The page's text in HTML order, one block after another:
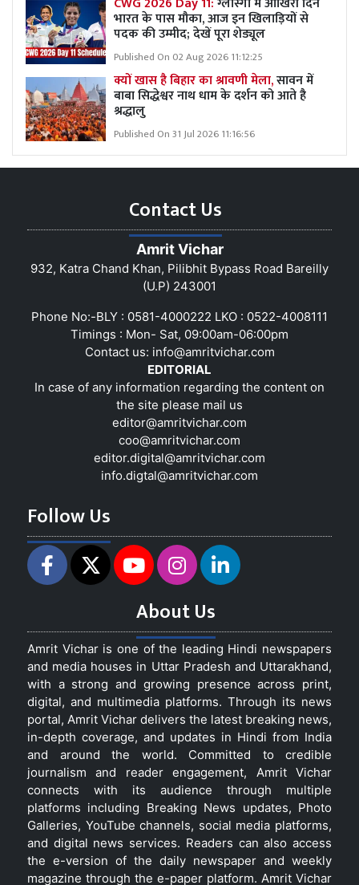
भारत के पास मौका, आज इन खिलाड़ियों से
पदक की उम्मीद; देखें पूरा शेड्यूल
Published On 02 Aug 2026 11:12:25
क्यों खास है बिहार का श्रावणी मेला,सावन में
बाबा सिद्धेश्वर नाथ धाम के दर्शन को आते है
श्रद्धालु
Published On 31 Jul 2026 11:16:56
Contact Us
Amrit Vichar
932, Katra Chand Khan, Pilibhit Bypass Road Bareilly
(U.P) 243001
Phone No:-BLY : 0581-4000222 LKO : 0522-4008111
Timings : Mon- Sat, 09:00am-06:00pm
Contact us: info@amritvichar.com
EDITORIAL
In case of any information regarding the content on
the site please mail us
editor@amritvichar.com
coo@amritvichar.com
editor.digital@amritvichar.com
info.digtal@amritvichar.com
Follow Us
About Us
Amrit Vichar is one of the leading Hindi newspapers
and media houses in Uttar Pradesh and Uttarakhand,
with a strong and growing presence across print,
digital, and multimedia platforms. Through its news
portal, Amrit Vichar delivers the latest breaking news,
in-depth coverage, and updates in Hindi from India
and around the world. Committed to credible
journalism and reader engagement, Amrit Vichar
connects with its audience through multiple
platforms including Breaking News updates, Photo
Galleries, YouTube channels, social media platforms,
and digital news services. Readers can also access
the e-version of the daily newspaper and weekly
magazine through the e-paper platform. Amrit Vichar